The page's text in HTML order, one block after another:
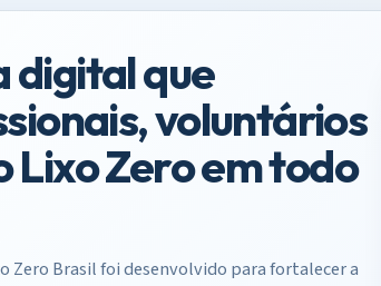
digital que
voluntários
Lixo Zero em todo
Brasil foi desenvolvido para fortalecer a